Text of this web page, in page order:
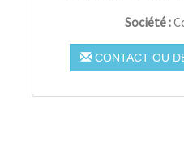
Société :
CONTACT OU